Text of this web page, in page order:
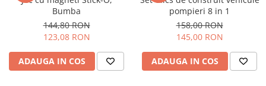
Bumba
144,80 RON
123,08 RON
ADAUGA IN COS
pompieri 8 in 1
158,00 RON
145,00 RON
ADAUGA IN COS